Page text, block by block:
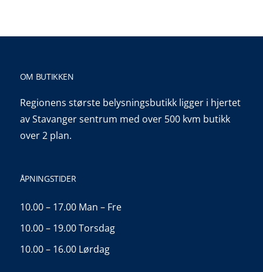
OM BUTIKKEN
Regionens største belysningsbutikk ligger i hjertet
av Stavanger sentrum med over 500 kvm butikk
over 2 plan.
ÅPNINGSTIDER
10.00 – 17.00 Man – Fre
10.00 – 19.00 Torsdag
10.00 – 16.00 Lørdag